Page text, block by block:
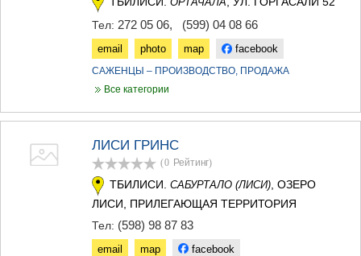
МЕГРЕЛИЯ/ВЕРХНЯЯ
ЧХОРОЦКУ
ЦАЛЕНДЖИХА
САМЦХЕ-ДЖАВАХЕТИ
Тел: 272 05 06, (599) 04 08 66
email photo map facebook
САЖЕНЦЫ – ПРОИЗВОДСТВО, ПРОДАЖА
Все категории
ЛИСИ ГРИНС
(0 Рейтинг)
ТБИЛИСИ. САБУРТАЛО (ЛИСИ) , ОЗЕРО
ЛИСИ, ПРИЛЕГАЮЩАЯ ТЕРРИТОРИЯ
Тел: (598) 98 87 83
email map facebook